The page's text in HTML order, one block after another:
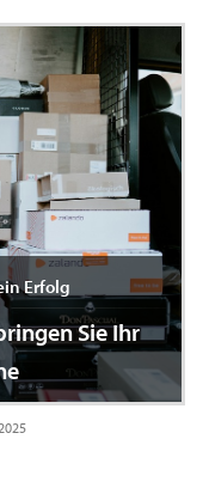
Erfolg
Sie Ihr